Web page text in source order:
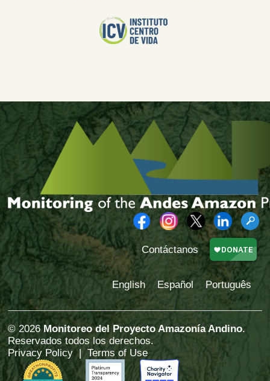
Contáctanos
English Español Português
© 2026 Monitoreo del Proyecto Amazonía Andino.
Reservados todos los derechos.
Privacy Policy |Terms of Use